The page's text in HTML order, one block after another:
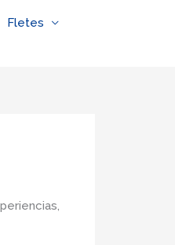
Fletes